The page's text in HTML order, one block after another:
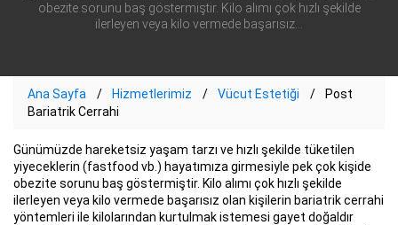
obezite sorunu baş göstermiştir. Kilo alımı çok hızlı şekilde
ilerleyen veya kilo vermede başarısız...
Ana Sayfa Hizmetlerimiz Vücut Estetiği
Post
Bariatrik Cerrahi
Günümüzde hareketsiz yaşam tarzı ve hızlı şekilde tüketilen
yiyeceklerin (fastfood vb.) hayatımıza girmesiyle pek çok kişide
obezite sorunu baş göstermiştir. Kilo alımı çok hızlı şekilde
ilerleyen veya kilo vermede başarısız olan kişilerin bariatrik cerrahi
yöntemleri ile kilolarından kurtulmak istemesi gayet doğaldır